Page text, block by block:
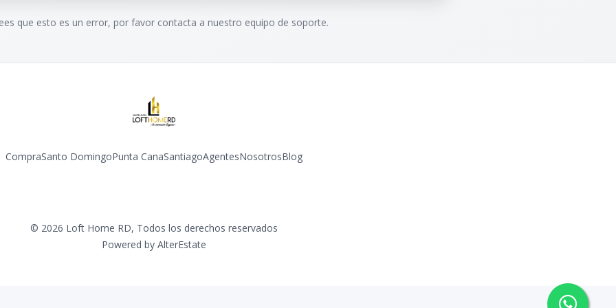
que esto es un error, por favor contacta a nuestro equipo de soporte.
CompraSanto DomingoPunta CanaSantiagoAgentesNosotrosBlog
© 2026 Loft Home RD, Todos los derechos reservados
Powered by AlterEstate